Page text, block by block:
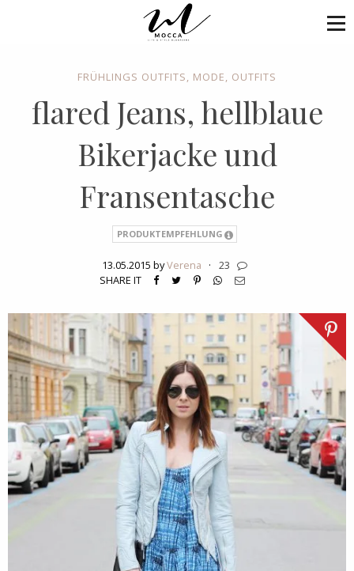
FRÜHLINGS OUTFITS, MODE, OUTFITS
flared Jeans, hellblaue
Bikerjacke und
Fransentasche
PRODUKTEMPFEHLUNG
13.05.2015 byVerena ·
23
SHARE IT